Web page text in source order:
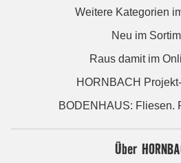
Weitere Kategorien
Neu im
Raus damit im
HORNBACH
BODENHAUS: Fliesen.
Über